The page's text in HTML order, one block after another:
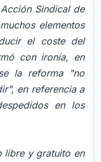
Sindical de
elementos
el coste del
con ironía, en
la reforma "no
en referencia a
en los
libre y gratuito en